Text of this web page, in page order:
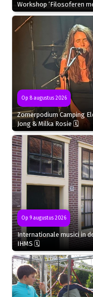
Workshop ‘Filosoferen
Op 8 augustus 2026
Zomerpodium Camping
Jong & Milka Rosie 🗓
Op 9 augustus 2026
Internationale musici in
IHMS 🗓